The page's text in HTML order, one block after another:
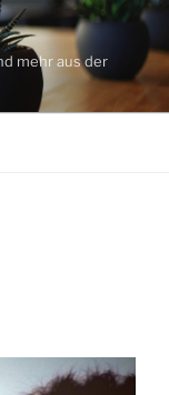
mehr aus der